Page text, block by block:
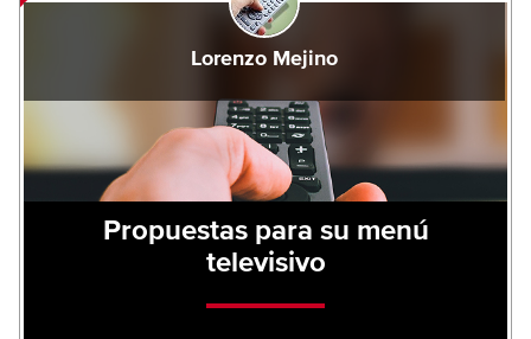
Lorenzo Mejino
Propuestas para su menú
televisivo